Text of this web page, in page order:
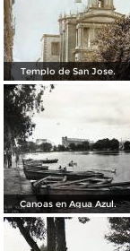
Templo de San Jose.
Canoas en Agua Azul.